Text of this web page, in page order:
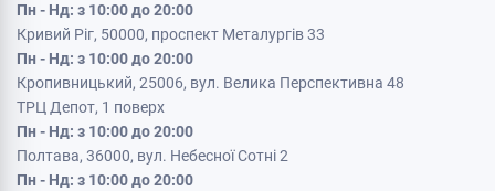
Пн - Нд: з 10:00 до 20:00
Кривий Ріг, 50000, проспект Металургів 33
Пн - Нд: з 10:00 до 20:00
Кропивницький, 25006, вул. Велика Перспективна 48
ТРЦ Депот, 1 поверх
Пн - Нд: з 10:00 до 20:00
Полтава, 36000, вул. Небесної Сотні 2
Пн - Нд: з 10:00 до 20:00